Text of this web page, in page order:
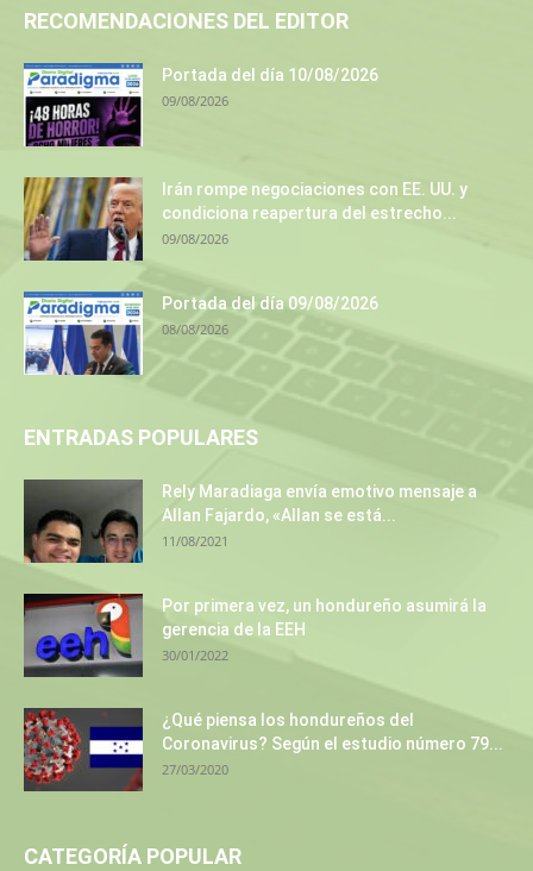
RECOMENDACIONES DEL EDITOR
Portada del día 10/08/2026
09/08/2026
Irán rompe negociaciones con EE. UU. y
condiciona reapertura del estrecho...
09/08/2026
Portada del día 09/08/2026
08/08/2026
ENTRADAS POPULARES
Rely Maradiaga envía emotivo mensaje a
Allan Fajardo, «Allan se está...
11/08/2021
Por primera vez, un hondureño asumirá la
gerencia de la EEH
30/01/2022
¿Qué piensa los hondureños del
Coronavirus? Según el estudio número 79...
27/03/2020
CATEGORÍA POPULAR